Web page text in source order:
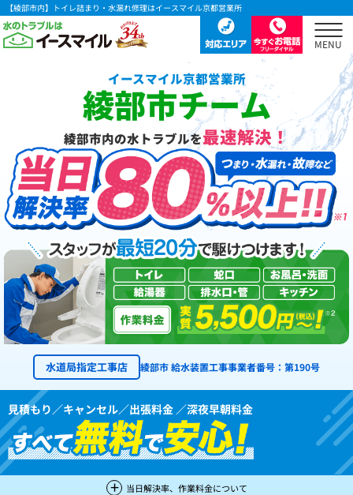
【綾部市内】トイレ詰まり・水漏れ修理はイースマイル京都営業所
イースマイル京都営業所
綾部市チーム
綾部市内の水トラブルを最速解決！
水道局指定工事店 綾部市 給水装置工事事業者番号：第190号
見積もり／キャンセル／出張料金 ／深夜早朝料金
当日解決率、作業料金について